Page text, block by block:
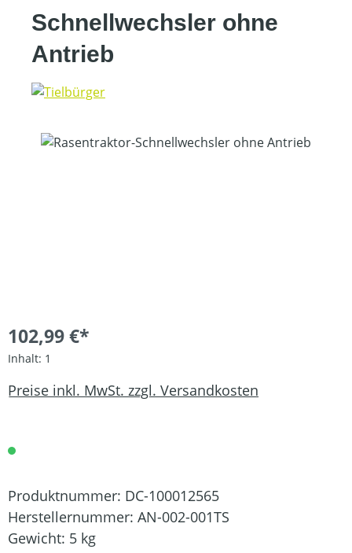
Schnellwechsler ohne
Antrieb
Bildergalerie überspringen
102,99 €*
Inhalt: 1
Preise inkl. MwSt. zzgl. Versandkosten
Produktnummer: DC-100012565
Herstellernummer: AN-002-001TS
Gewicht: 5 kg